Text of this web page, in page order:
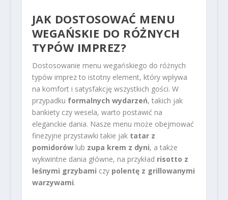
JAK DOSTOSOWAĆ MENU
WEGAŃSKIE DO RÓŻNYCH
TYPÓW IMPREZ?
Dostosowanie menu wegańskiego do różnych
typów imprez to istotny element, który wpływa
na komfort i satysfakcję wszystkich gości. W
przypadku formalnych wydarzeń, takich jak
bankiety czy wesela, warto postawić na
eleganckie dania. Nasze menu może obejmować
finezyjne przystawki takie jak tatar z
pomidorówlub zupa krem z dyni, a także
wykwintne dania główne, na przykład risotto z
leśnymi grzybami czy polentę z grillowanymi
warzywami.